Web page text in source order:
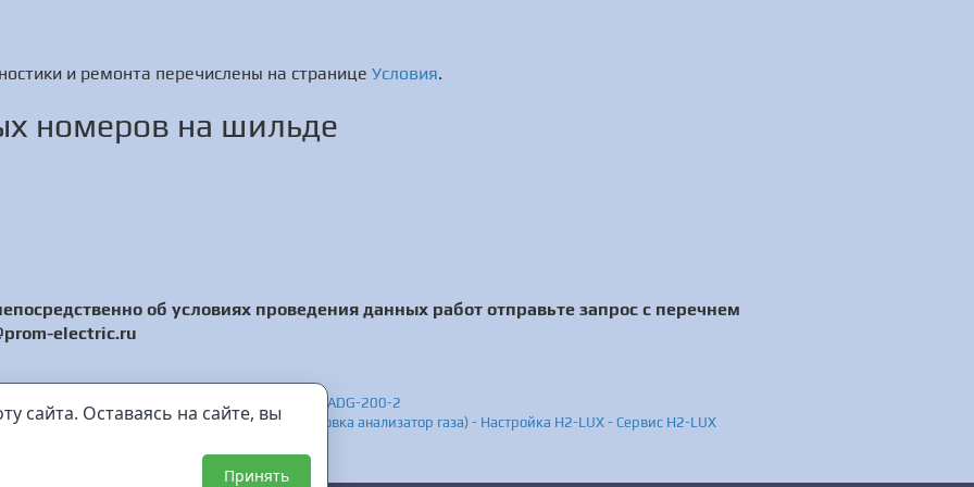
и ремонта перечислены на странице Условия.
номеров на шильде
об условиях проведения данных работ отправьте запрос с перечнем
electric.ru
разрядов - Диагностика ADG-200-2 - Ремонт ADG-200-2
утечки с помощью газ-индикатора (установка анализатор газа) - Настройка H2-LUX - Сервис H2-LUX
сайта. Оставаясь на сайте, вы
Принять